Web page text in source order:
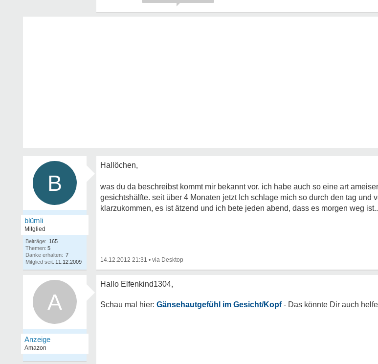
B
blümli
Mitglied
Beiträge: 165
Themen: 5
Danke erhalten: 7
Mitglied seit: 11.12.2009
Hallöchen,
was du da beschreibst kommt mir bekannt vor. ich habe auch so eine art
gesichtshälfte. seit über 4 Monaten jetzt Ich schlage mich so durch den tag und
klarzukommen, es ist ätzend und ich bete jeden abend, dass es morgen weg
14.12.2012 21:31 •
A Gänsehautgefühl im Gesicht/Kopf